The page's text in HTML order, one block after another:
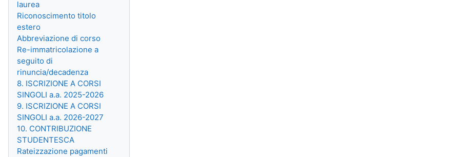
laurea
Riconoscimento titolo
estero
Abbreviazione di corso
Re-immatricolazione a
seguito di
rinuncia/decadenza
8. ISCRIZIONE A CORSI
SINGOLI a.a. 2025-2026
9. ISCRIZIONE A CORSI
SINGOLI a.a. 2026-2027
10. CONTRIBUZIONE
STUDENTESCA
Rateizzazione pagamenti